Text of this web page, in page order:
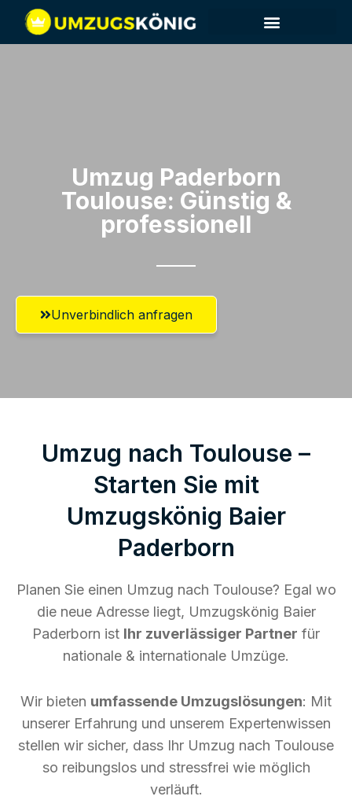
Umzug Paderborn​
Toulouse: Günstig &
professionell​
Unverbindlich anfragen
Umzug nach Toulouse –
Starten Sie mit
Umzugskönig Baier
Paderborn
Planen Sie einen Umzug nach Toulouse? Egal wo
die neue Adresse liegt, Umzugskönig Baier
Paderborn ist Ihr zuverlässiger Partner für
nationale & internationale Umzüge.
Wir bieten umfassende Umzugslösungen: Mit
unserer Erfahrung und unserem Expertenwissen
stellen wir sicher, dass Ihr Umzug nach Toulouse
so reibungslos und stressfrei wie möglich
verläuft.